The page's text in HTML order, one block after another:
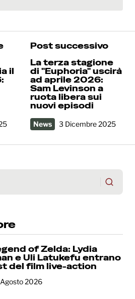
il
Post successivo
La terza stagione
di "Euphoria" uscirà
ad aprile 2026:
Sam Levinson a
ruota libera sui
nuovi episodi
News 3 Dicembre 2025
of Zelda: Lydia
e Uli Latukefu entrano
del film live-action
2026